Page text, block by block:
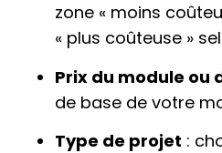
zone « moins
« plus coûteuse »
Prix du module ou
de base de votre
Type de projet :